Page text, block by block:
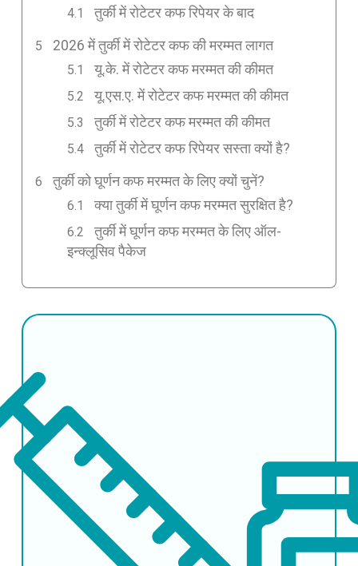
तुर्की में रोटेटर कफ रिपेयर के बाद
2026 में तुर्की में रोटेटर कफ की मरम्मत लागत
यू.के. में रोटेटर कफ मरम्मत की कीमत
यू.एस.ए. में रोटेटर कफ मरम्मत की कीमत
तुर्की में रोटेटर कफ मरम्मत की कीमत
तुर्की में रोटेटर कफ रिपेयर सस्ता क्यों है?
तुर्की को घूर्णन कफ मरम्मत के लिए क्यों चुनें?
क्या तुर्की में घूर्णन कफ मरम्मत सुरक्षित है?
तुर्की में घूर्णन कफ मरम्मत के लिए ऑल-
इन्क्लूसिव पैकेज